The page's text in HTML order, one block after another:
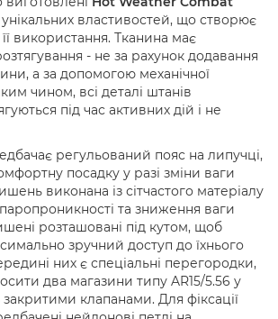
властивостей, що створює
її використання. Тканина має
- не за рахунок додавання
а за допомогою механічної
чином, всі деталі штанів
під час активних дій і не
регульований пояс на липучці,
посадку у разі зміни ваги
виконана із сітчастого матеріалу
та зниження ваги
розташовані під кутом, щоб
зручний доступ до їхнього
них є спеціальні перегородки,
два магазини типу AR15/5.56 у
закритими клапанами. Для фіксації